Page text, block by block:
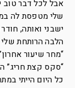
אבל לכל דבר
שלי מטפסת לה
ישבני ואותה,
הלבה הרותחת
“מחר שיעור
“סקס קצת חריג”
כל היום הייתי